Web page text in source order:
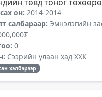
төвд тоног
он: 2014-2014
салбараар: Эмнэлэгийн
0
Сээрийн улаан хад ХХК
хэлбэрээр